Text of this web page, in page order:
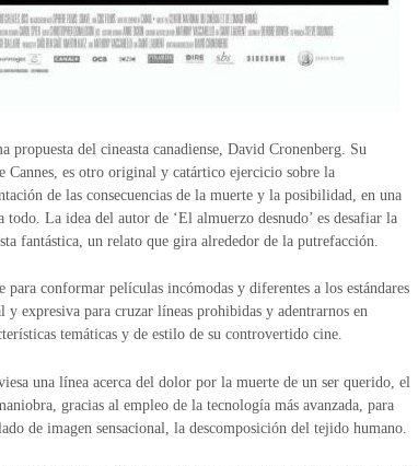
del cineasta canadiense, David Cronenberg. Su
Cannes, es otro original y catártico ejercicio sobre la
de las consecuencias de la muerte y la posibilidad, en una
La idea del autor de ‘El almuerzo desnudo’ es desafiar la
fantástica, un relato que gira alrededor de la putrefacción.
conformar películas incómodas y diferentes a los estándares
expresiva para cruzar líneas prohibidas y adentrarnos en
temáticas y de estilo de su controvertido cine.
una línea acerca del dolor por la muerte de un ser querido, el
gracias al empleo de la tecnología más avanzada, para
de imagen sensacional, la descomposición del tejido humano.